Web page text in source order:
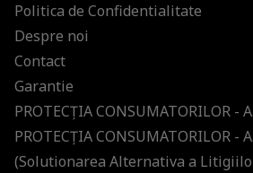
Politica de Confidentialitate
Despre noi
Contact
Garantie
PROTECŢIA CONSUMATORILOR -
PROTECŢIA CONSUMATORILOR -
(Solutionarea Alternativa a